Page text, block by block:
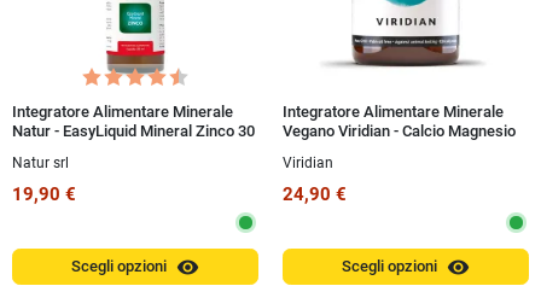
Integratore Alimentare Minerale
Natur - EasyLiquid Mineral Zinco 30
Natur srl
19,90 €
Scegli opzioni visibility
Integratore Alimentare Minerale
Vegano Viridian - Calcio Magnesio
Viridian
24,90 €
Scegli opzioni visibility